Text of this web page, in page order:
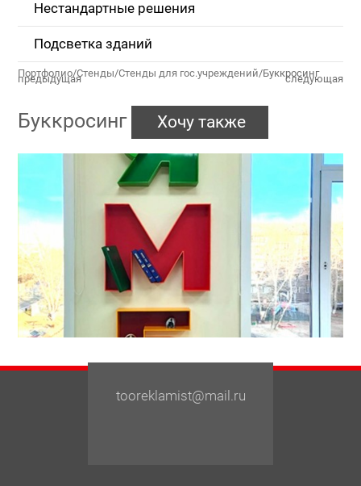
Нестандартные решения
Подсветка зданий
Портфолио/Стенды/Стенды для гос.учреждений/Буккросинг
Буккросинг Хочу также
предыдущая следующая
tooreklamist@mail.ru